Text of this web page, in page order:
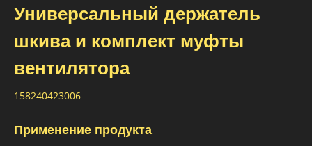
Универсальный держатель
шкива и комплект муфты
вентилятора
158240423006
Применение продукта